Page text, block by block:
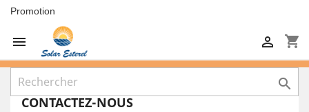
Promotion
 shopping_cart


CONTACTEZ-NOUS